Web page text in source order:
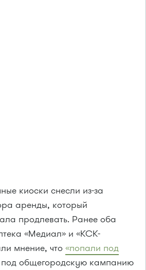
киоски снесли из-за
аренды, который
продлевать. Ранее оба
«Медиал» и «КСК-
мнение, что «попали под
под общегородскую кампанию